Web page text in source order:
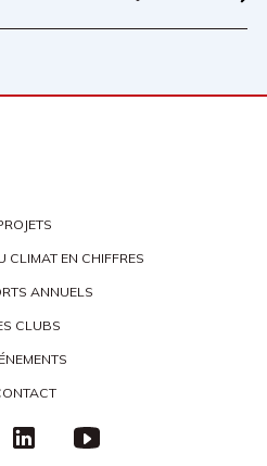
CLIMAT EN CHIFFRES
ANNUELS
CLUBS